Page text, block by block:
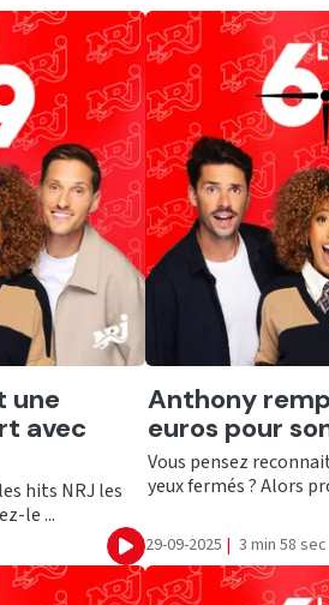
une
avec
hits NRJ les
le ...
Ecouter
Ecouter
Anthony
euros pour
Vous pensez
yeux fermés ? Alors
29-09-2025 | 3 min 58 sec